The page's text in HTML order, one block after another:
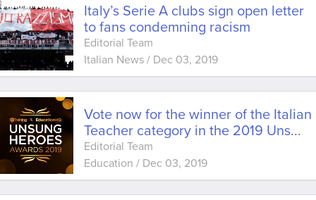
Italy’s Serie A clubs sign open letter
to fans condemning racism
Editorial Team
Italian News / Dec 03, 2019
Vote now for the winner of the Italian
Teacher category in the 2019 Uns...
Editorial Team
Education / Dec 03, 2019